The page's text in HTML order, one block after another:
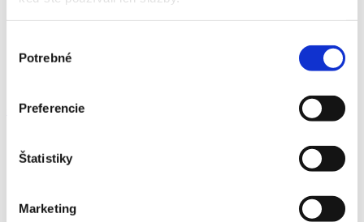
súhlasu
Potrebné
Preferencie
Štatistiky
Marketing
+421 908 288 802